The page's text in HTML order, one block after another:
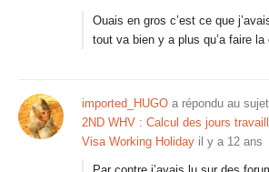
Ouais en gros c’est ce que
tout va bien y a plus qu’a faire la
imported_HUGO a répondu au sujet
2ND WHV : Calcul des jours
Visa Working Holiday il y a 12 ans